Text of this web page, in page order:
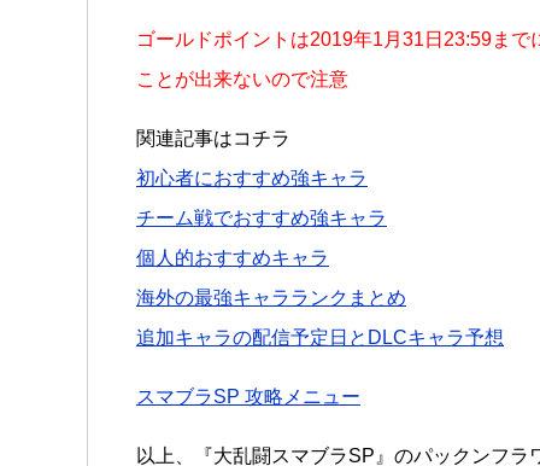
ゴールドポイントは2019年1月31日23:59ま
ことが出来ないので注意
関連記事はコチラ
初心者におすすめ強キャラ
チーム戦でおすすめ強キャラ
個人的おすすめキャラ
海外の最強キャラランクまとめ
追加キャラの配信予定日とDLCキャラ予想
スマブラSP 攻略メニュー
以上、『大乱闘スマブラSP』のパックンフラ